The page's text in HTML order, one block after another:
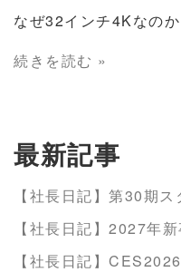
なぜ32インチ4Kなのか
続きを読む »
最新記事
【社長日記】第30期ス
【社長日記】2027年
【社長日記】CES2026